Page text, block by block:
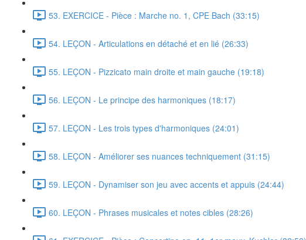
53. EXERCICE - Pièce : Marche no. 1, CPE Bach (33:15)
54. LEÇON - Articulations en détaché et en lié (26:33)
55. LEÇON - Pizzicato main droite et main gauche (19:18)
56. LEÇON - Le principe des harmoniques (18:17)
57. LEÇON - Les trois types d'harmoniques (24:01)
58. LEÇON - Améliorer ses nuances techniquement (31:15)
59. LEÇON - Dynamiser son jeu avec accents et appuis (24:44)
60. LEÇON - Phrases musicales et notes cibles (28:26)